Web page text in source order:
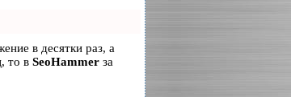
в десятки раз, а
то в SeoHammerза